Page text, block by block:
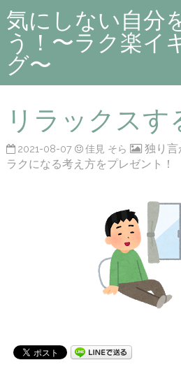
気にしない自分
う！〜ラク楽イ
グ〜
リラックスす
2021-08-07 佳見 そら
独り言
ラクになる考え方をプレゼント！